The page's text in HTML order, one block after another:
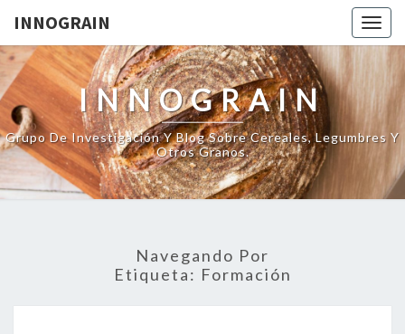
INNOGRAIN
INNOGRAIN
Grupo De Investigación Y Blog Sobre Cereales, Legumbres Y
Otros Granos.
Navegando Por
Etiqueta: Formación